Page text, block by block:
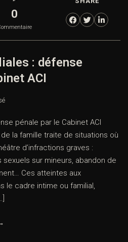
0
: défense
ACI
pénale par le Cabinet ACI
la famille traite de situations où
d’infractions graves :
sur mineurs, abandon de
Ces atteintes aux
le cadre intime ou familial,